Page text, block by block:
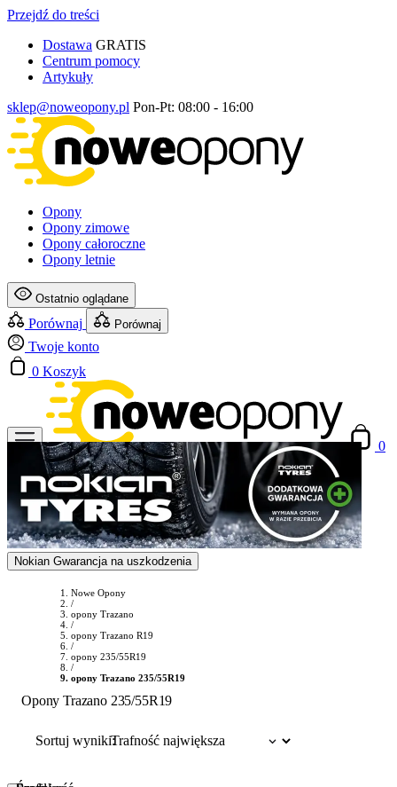
Przejdź do treści
Dostawa GRATIS
Centrum pomocy
Artykuły
sklep@noweopony.pl Pon-Pt: 08:00 - 16:00
Opony
Opony zimowe
Opony całoroczne
Opony letnie
Ostatnio oglądane
Porównaj Porównaj
Twoje konto
0 Koszyk
0
Nokian Gwarancja na uszkodzenia
Nowe Opony
/
opony Trazano
/
opony Trazano R19
/
opony 235/55R19
/
opony Trazano 235/55R19
Opony Trazano 235/55R19
Sortuj wyniki: